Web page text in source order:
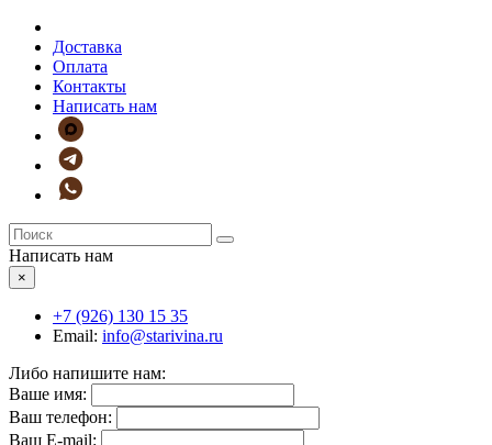
Доставка
Оплата
Контакты
Написать нам
Написать нам
×
+7 (926) 130 15 35
Email: info@starivina.ru
Либо напишите нам:
Ваше имя:
Ваш телефон:
Ваш E-mail: